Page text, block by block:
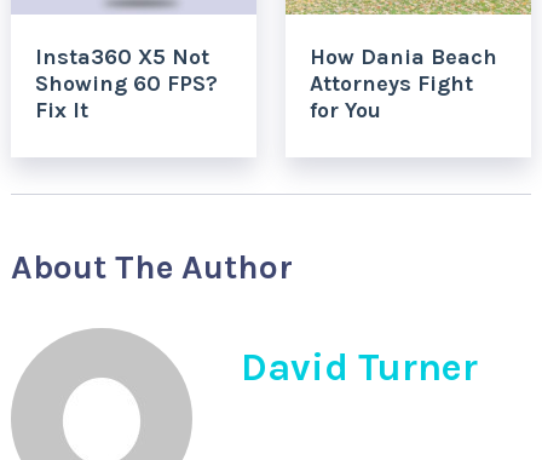
Insta360 X5 Not
Showing 60 FPS?
Fix It
How Dania Beach
Attorneys Fight
for You
About The Author
David Turner